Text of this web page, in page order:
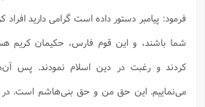
فرمود: پیامبر دستور داده است گرامی دارید افراد
شما باشند، و این قوم فارس، حکیمان کریم
کردند و رغبت در دین اسلام نمودند. پس
می‌نماییم. این حق من و حق بنی‌هاشم است.